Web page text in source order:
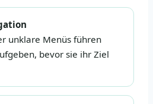
unklare Menüs führen
bevor sie ihr Ziel